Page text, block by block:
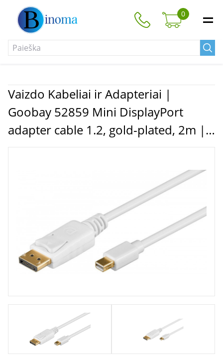
0
Vaizdo Kabeliai ir Adapteriai |
Goobay 52859 Mini DisplayPort
adapter cable 1.2, gold-plated, 2m |
Goobay | DP to mini-DP